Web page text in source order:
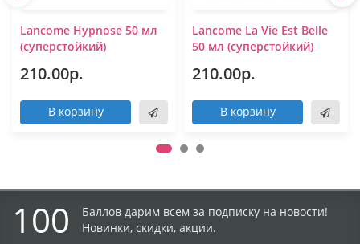
Lancome Hypnose 50 мл
(суперстойкий)
210.00р.
В корзину
Lancome La Vie Est Belle
50 мл (суперстойкий)
210.00р.
В корзину
100
Баллов дарим всем за подписку на новости!
Новинки, скидки, акции.